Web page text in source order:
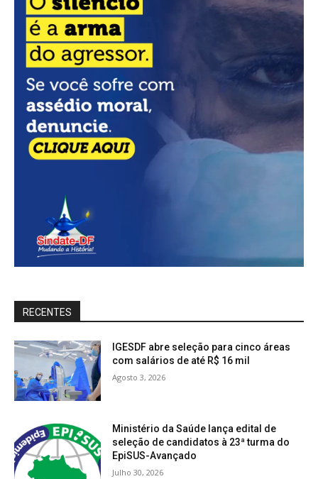
RECENTES
IGESDF abre seleção para cinco áreas
com salários de até R$ 16 mil
Agosto 3, 2026
Ministério da Saúde lança edital de
seleção de candidatos à 23ª turma do
EpiSUS-Avançado
Julho 30, 2026